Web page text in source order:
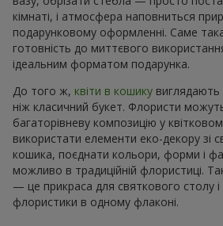
кімнаті, і атмосфера наповниться
подарунковому оформленні. Саме така
готовність до миттєвого
ідеальним форматом подарунка.
До того ж, квіти в кошику виглядають
ніж класичний букет. Флористи
багаторівневу композицію у
використати елементи еко-декору зі
кошика, поєднати кольори, форми і
можливо в традиційній флористиці.
— це прикраса для святкового столу і
флористики в одному флаконі.